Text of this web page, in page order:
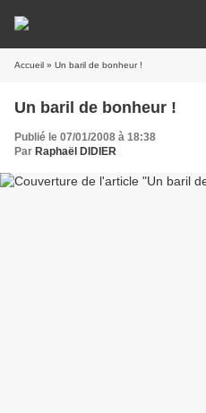
Accueil » Un baril de bonheur !
Un baril de bonheur !
Publié le 07/01/2008 à 18:38
Par Raphaël DIDIER